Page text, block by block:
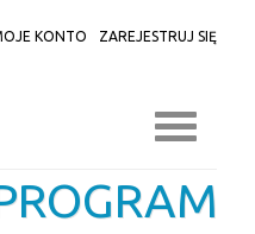
KONTO ZAREJESTRUJ SIĘ